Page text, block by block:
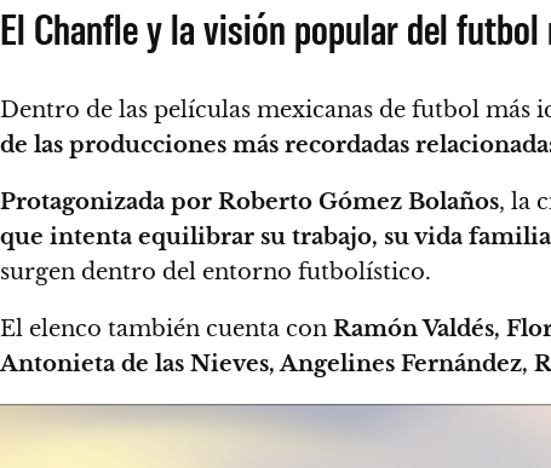
El Chanfle y la visión popular del futbol
Dentro de las películas mexicanas de futbol más
de las producciones más recordadas
Protagonizada por Roberto Gómez Bolaños, la
que intenta equilibrar su trabajo, su vida
surgen dentro del entorno futbolístico.
El elenco también cuenta con Ramón Valdés,
Antonieta de las Nieves, Angelines Fernández,